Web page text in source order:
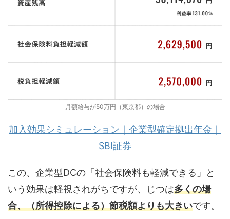
月額給与が50万円（東京都）の場合
加入効果シミュレーション｜企業型確定拠出年金｜
SBI証券
この、企業型DCの「社会保険料も軽減できる」と
いう効果は軽視されがちですが、じつは多くの場
合、（所得控除による）節税額よりも大きいです。